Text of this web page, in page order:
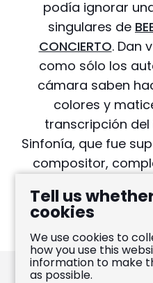
podía ignorar
singulares de
CONCIERTO. Dan
como sólo los
cámara saben
colores y
transcripción
Sinfonía, que fue
compositor,
en el que la
Tell us
cookies
We use cookies to
how you use this
information to make
as possible.